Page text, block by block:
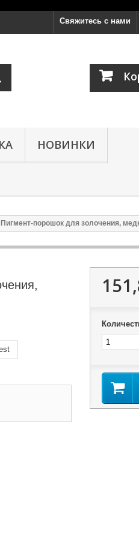
Свяжитесь с нами
НОВИНКИ
Пигмент-порошок для золочения,